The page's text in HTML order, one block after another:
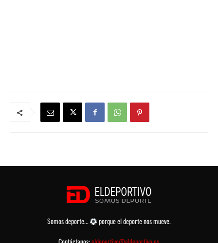
Somos deporte...
porque el deporte nos mueve.